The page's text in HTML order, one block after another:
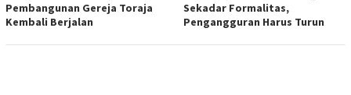
Pembangunan Gereja Toraja
Kembali Berjalan
Sekadar Formalitas,
Pengangguran Harus Turun